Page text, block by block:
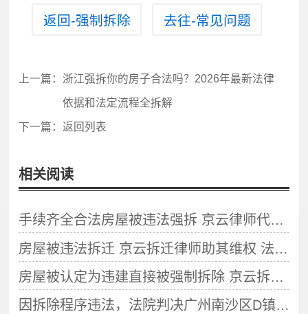
返回-强制拆除 去往-常见问题
上一篇： 浙江强拆你的房子合法吗？2026年最新法律
依据和法定流程全拆解
下一篇： 返回列表
相关阅读
手续齐全合法房屋被违法强拆 京云律师代理助当事人诉讼确认拆迁违法
房屋被违法拆迁 京云拆迁律师助其维权 法院判定拆迁行为违法
房屋被认定为违建直接被强制拆除 京云拆迁律师代理胜诉
因拆除程序违法，法院判决广州南沙区D镇政府强拆违章建筑违法！